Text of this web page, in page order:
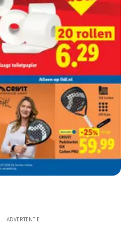
ADVERTENTIE